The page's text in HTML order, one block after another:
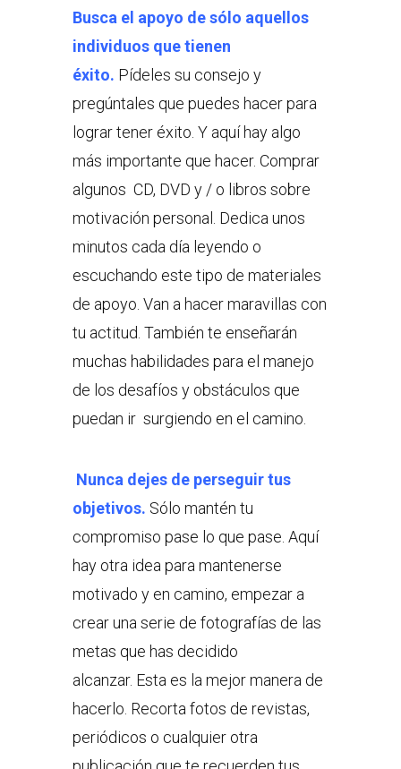
Busca el apoyo de sólo aquellos
individuos que tienen
éxito. Pídeles su consejo y
pregúntales que puedes hacer para
lograr tener éxito. Y aquí hay algo
más importante que hacer. Comprar
algunos CD, DVD y / o libros sobre
motivación personal. Dedica unos
minutos cada día leyendo o
escuchando este tipo de materiales
de apoyo. Van a hacer maravillas con
tu actitud. También te enseñarán
muchas habilidades para el manejo
de los desafíos y obstáculos que
puedan ir surgiendo en el camino.
Nunca dejes de perseguir tus
objetivos. Sólo mantén tu
compromiso pase lo que pase. Aquí
hay otra idea para mantenerse
motivado y en camino, empezar a
crear una serie de fotografías de las
metas que has decidido
alcanzar. Esta es la mejor manera de
hacerlo. Recorta fotos de revistas,
periódicos o cualquier otra